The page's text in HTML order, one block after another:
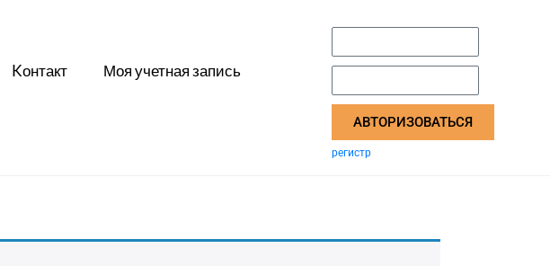
Kонтакт Моя учетная запись
АВТОРИЗОВАТЬСЯ
регистр